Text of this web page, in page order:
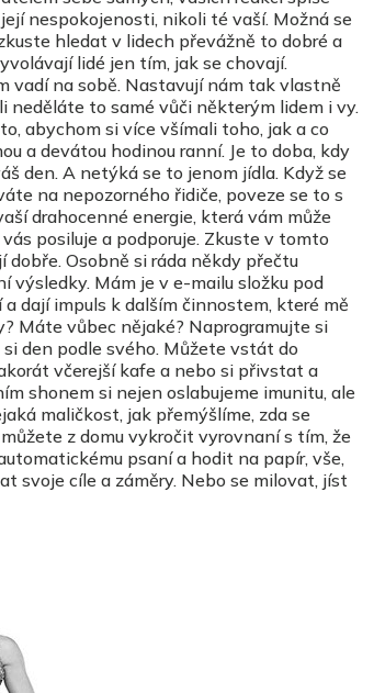
nespokojenosti, nikoli té vaší. Možná se
hledat v lidech převážně to dobré a
lidé jen tím, jak se chovají.
vadí na sobě. Nastavují nám tak vlastně
neděláte to samé vůči některým lidem i vy.
abychom si více všímali toho, jak a co
a devátou hodinou ranní. Je to doba, kdy
den. A netýká se to jenom jídla. Když se
na nepozorného řidiče, poveze se to s
drahocenné energie, která vám může
posiluje a podporuje. Zkuste v tomto
Osobně si ráda někdy přečtu
Mám je v e-mailu složku pod
dají impuls k dalším činnostem, které mě
Máte vůbec nějaké? Naprogramujte si
den podle svého. Můžete vstát do
včerejší kafe a nebo si přivstat a
shonem si nejen oslabujeme imunitu, ale
maličkost, jak přemýšlíme, zda se
z domu vykročit vyrovnaní s tím, že
psaní a hodit na papír, vše,
svoje cíle a záměry. Nebo se milovat, jíst